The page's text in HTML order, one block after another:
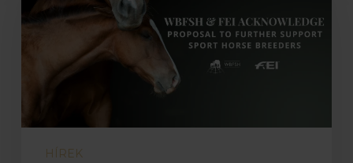
a
elfogadja
jövőbeli
támogatására
HÍREK